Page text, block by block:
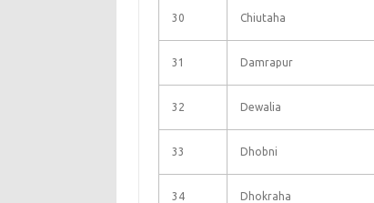
30 Chiutaha
31 Damrapur
32 Dewalia
33 Dhobni
34 Dhokraha